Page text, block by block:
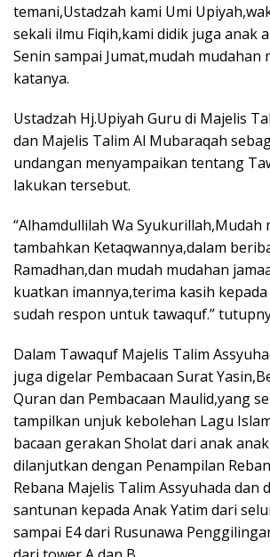
temani,Ustadzah kami Umi
sekali ilmu Fiqih,kami didik juga anak
Senin sampai Jumat,mudah mudahan
katanya.
Ustadzah Hj.Upiyah Guru di Majelis
dan Majelis Talim Al Mubaraqah
undangan menyampaikan tentang
lakukan tersebut.
“Alhamdullilah Wa Syukurillah,Mudah
tambahkan Ketaqwannya,dalam
Ramadhan,dan mudah mudahan
kuatkan imannya,terima kasih
sudah respon untuk tawaquf.”
Dalam Tawaquf Majelis Talim
juga digelar Pembacaan Surat
Quran dan Pembacaan Maulid,yang
tampilkan unjuk kebolehan Lagu
bacaan gerakan Sholat dari anak
dilanjutkan dengan Penampilan
Rebana Majelis Talim Assyuhada dan
santunan kepada Anak Yatim dari
sampai E4 dari Rusunawa